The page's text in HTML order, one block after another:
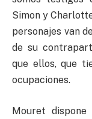
Simon y
personajes van
de su
que ellos, que
ocupaciones.
Mouret